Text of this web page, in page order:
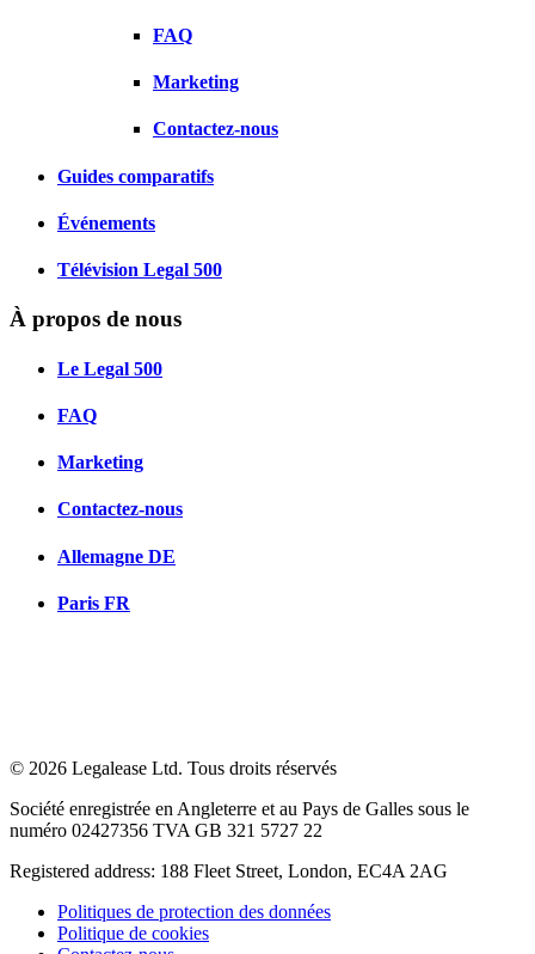
FAQ
Marketing
Contactez-nous
Guides comparatifs
Événements
Télévision Legal 500
À propos de nous
Le Legal 500
FAQ
Marketing
Contactez-nous
Allemagne DE
Paris FR
© 2026 Legalease Ltd. Tous droits réservés
Société enregistrée en Angleterre et au Pays de Galles sous le
numéro 02427356 TVA GB 321 5727 22
Registered address: 188 Fleet Street, London, EC4A 2AG
Politiques de protection des données
Politique de cookies